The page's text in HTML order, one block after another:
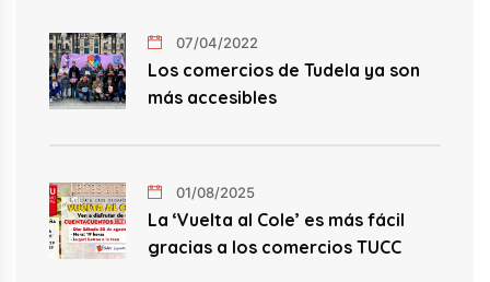
07/04/2022
Los comercios de Tudela ya son
más accesibles
01/08/2025
La ‘Vuelta al Cole’ es más fácil
gracias a los comercios TUCC